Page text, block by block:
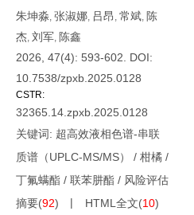
朱坤淼, 张淑娜, 吕昂 , 常斌, 陈
杰, 刘军, 陈鑫
2026, 47(4): 593-602.
DOI:
10.7538/zpxb.2025.0128
CSTR:
32365.14.zpxb.2025.0128
关键词: 超高效液相色谱-串联
质谱（UPLC-MS/MS）
/ 柑橘 /
丁氟螨酯 / 联苯肼酯 / 风险评估
摘要(92) HTML全文(10)